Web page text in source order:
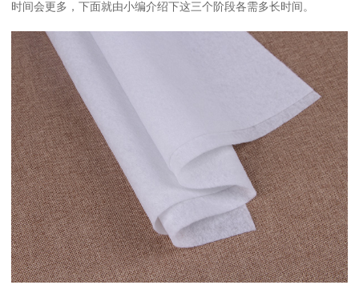
时间会更多，下面就由小编介绍下这三个阶段各需多长时间。